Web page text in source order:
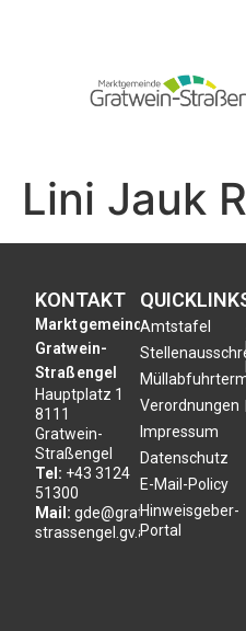
Lini Jauk
KONTAKT
Marktgemeinde
Gratwein-
Straßengel
Hauptplatz 1
8111
Gratwein-
Straßengel
Tel: +43 3124
51300
Mail: gde@gratwein-
strassengel.gv.at
Amtstafel
Verordnungen
Impressum
Datenschutz
E-Mail-Policy
Hinweisgeber-
Portal